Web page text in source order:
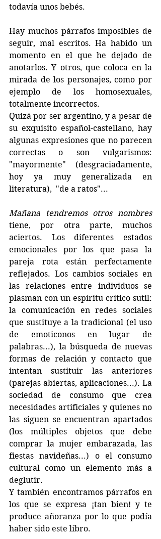
todavía unos bebés.
Hay muchos párrafos imposibles de
seguir, mal escritos. Ha habido un
momento en el que he dejado de
anotarlos. Y otros, que coloca en la
mirada de los personajes, como por
ejemplo de los homosexuales,
totalmente incorrectos.
Quizá por ser argentino, y a pesar de
su exquisito español-castellano, hay
algunas expresiones que no parecen
correctas o son vulgarismos:
"mayormente" (desgraciadamente,
hoy ya muy generalizada en
literatura),  "de a ratos"...
Mañana tendremos otros nombres
tiene, por otra parte, muchos
aciertos. Los diferentes estados
emocionales por los que pasa la
pareja rota están perfectamente
reflejados. Los cambios sociales en
las relaciones entre individuos se
plasman con un espíritu crítico sutil:
la comunicación en redes sociales
que sustituye a la tradicional (el uso
de emoticonos en lugar de
palabras...), la búsqueda de nuevas
formas de relación y contacto que
intentan sustituir las anteriores
(parejas abiertas, aplicaciones...). La
sociedad de consumo que crea
necesidades artificiales y quienes no
las siguen se encuentran apartados
(los múltiples objetos que debe
comprar la mujer embarazada, las
fiestas navideñas...) o el consumo
cultural como un elemento más a
deglutir.
Y también encontramos párrafos en
los que se expresa ¡tan bien! y te
produce añoranza por lo que podía
haber sido este libro.